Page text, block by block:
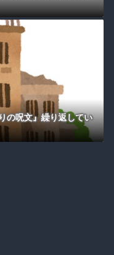
の呪文』繰り返してい